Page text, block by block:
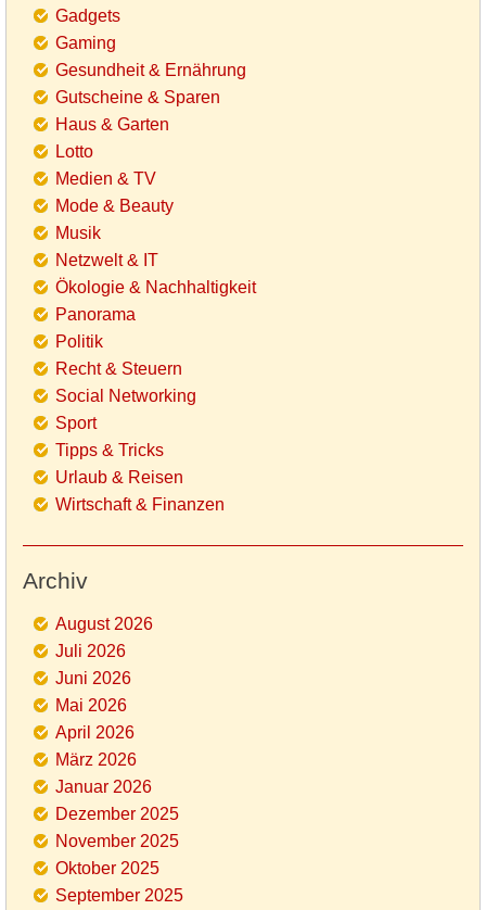
Gadgets
Gaming
Gesundheit & Ernährung
Gutscheine & Sparen
Haus & Garten
Lotto
Medien & TV
Mode & Beauty
Musik
Netzwelt & IT
Ökologie & Nachhaltigkeit
Panorama
Politik
Recht & Steuern
Social Networking
Sport
Tipps & Tricks
Urlaub & Reisen
Wirtschaft & Finanzen
Archiv
August 2026
Juli 2026
Juni 2026
Mai 2026
April 2026
März 2026
Januar 2026
Dezember 2025
November 2025
Oktober 2025
September 2025